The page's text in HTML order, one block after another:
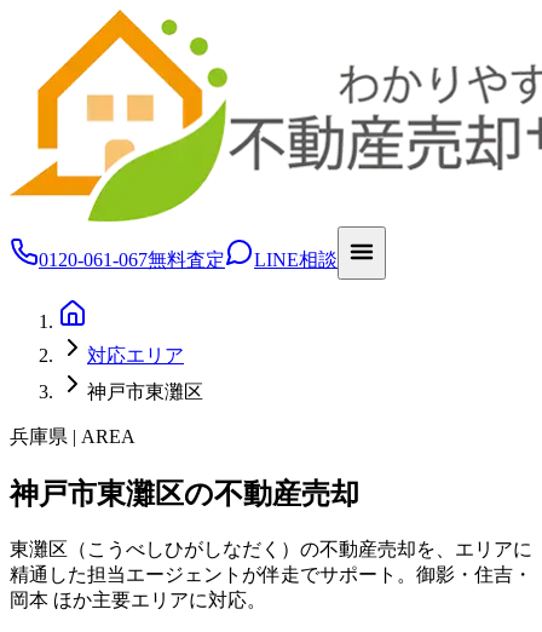
0120-061-067無料査定 LINE相談
対応エリア
神戸市東灘区
兵庫県 | AREA
神戸市東灘区の不動産売却
東灘区（こうべしひがしなだく）の不動産売却を、エリアに
精通した担当エージェントが伴走でサポート。御影・住吉・
岡本 ほか主要エリアに対応。